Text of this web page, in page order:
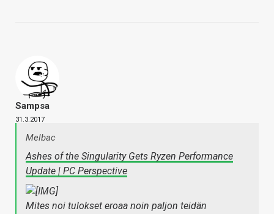
Sampsa
31.3.2017
Melbac
Ashes of the Singularity Gets Ryzen Performance
Update | PC Perspective
Mites noi tulokset eroaa noin paljon teidän